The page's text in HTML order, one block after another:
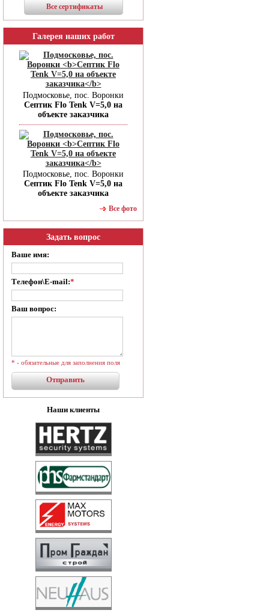
Все сертификаты
Галерея наших работ
Подмосковье, пос. Воронки
Септик Flo Tenk V=5,0 на
объекте заказчика
Подмосковье, пос. Воронки
Септик Flo Tenk V=5,0 на
объекте заказчика
Все фото
Задать вопрос
Ваше имя:
Телефон\E-mail:*
Ваш вопрос:
* - обязательные для заполнения поля
Наши клиенты